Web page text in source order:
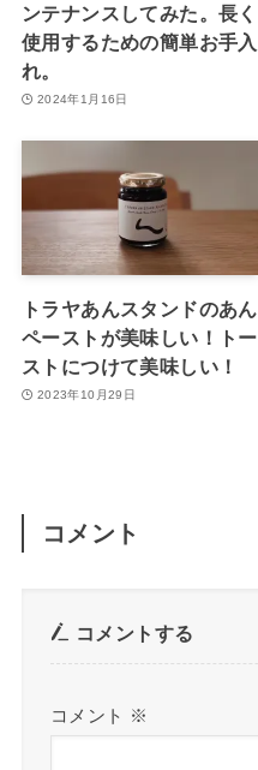
ンテナンスしてみた。長く
使用するための簡単お手入
れ。
2024年1月16日
トラヤあんスタンドのあん
ペーストが美味しい！トー
ストにつけて美味しい！
2023年10月29日
コメント
コメントする
コメント ※